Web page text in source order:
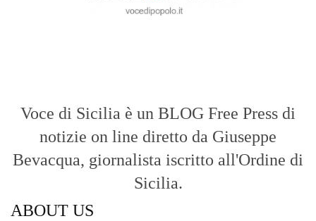
Voce di Sicilia è un BLOG Free Press di
notizie on line diretto da Giuseppe
Bevacqua, giornalista iscritto all'Ordine di
Sicilia.
ABOUT US